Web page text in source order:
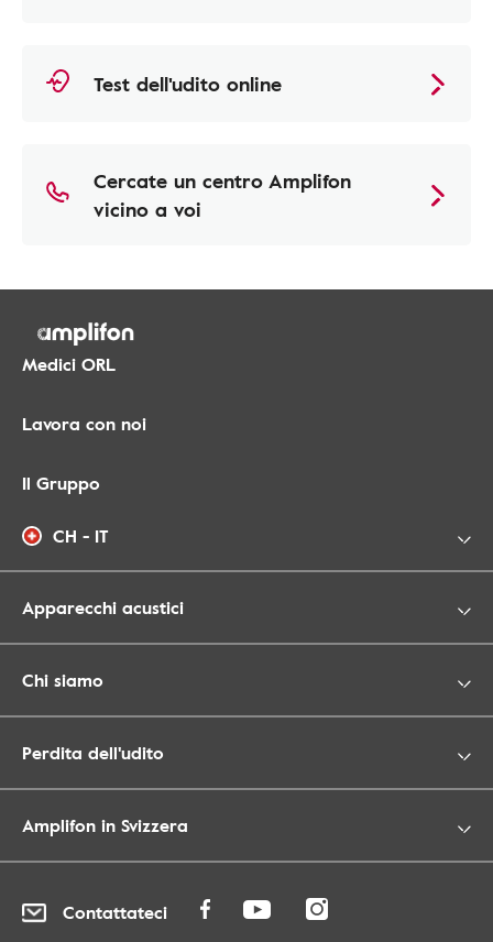
Test dell'udito online
Cercate un centro Amplifon
vicino a voi
Medici ORL
Lavora con noi
Il Gruppo
CH - IT
Apparecchi acustici
Chi siamo
Perdita dell'udito
Amplifon in Svizzera
Contattateci